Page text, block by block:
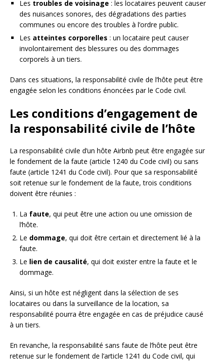
Les troubles de voisinage : les locataires peuvent causer
des nuisances sonores, des dégradations des parties
communes ou encore des troubles à l’ordre public.
Les atteintes corporelles : un locataire peut causer
involontairement des blessures ou des dommages
corporels à un tiers.
Dans ces situations, la responsabilité civile de l’hôte peut être
engagée selon les conditions énoncées par le Code civil.
Les conditions d’engagement de
la responsabilité civile de l’hôte
La responsabilité civile d’un hôte Airbnb peut être engagée sur
le fondement de la faute (article 1240 du Code civil) ou sans
faute (article 1241 du Code civil). Pour que sa responsabilité
soit retenue sur le fondement de la faute, trois conditions
doivent être réunies :
La faute, qui peut être une action ou une omission de
l’hôte.
Le dommage, qui doit être certain et directement lié à la
faute.
Le lien de causalité, qui doit exister entre la faute et le
dommage.
Ainsi, si un hôte est négligent dans la sélection de ses
locataires ou dans la surveillance de la location, sa
responsabilité pourra être engagée en cas de préjudice causé
à un tiers.
En revanche, la responsabilité sans faute de l’hôte peut être
retenue sur le fondement de l’article 1241 du Code civil, qui